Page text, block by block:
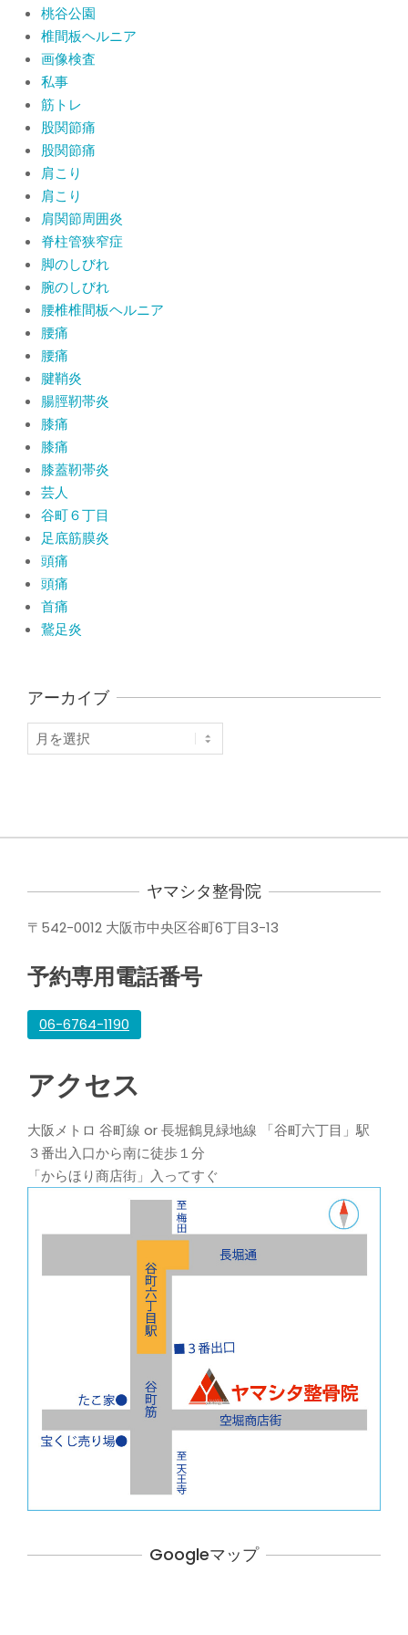
桃谷公園
椎間板ヘルニア
画像検査
私事
筋トレ
股関節痛
股関節痛
肩こり
肩こり
肩関節周囲炎
脊柱管狭窄症
脚のしびれ
腕のしびれ
腰椎椎間板ヘルニア
腰痛
腰痛
腱鞘炎
腸脛靭帯炎
膝痛
膝痛
膝蓋靭帯炎
芸人
谷町６丁目
足底筋膜炎
頭痛
頭痛
首痛
鵞足炎
アーカイブ
ア
ー
ヤマシタ整骨院
〒542-0012 大阪市中央区谷町6丁目3-13
予約専用電話番号
06-6764-1190
アクセス
大阪メトロ 谷町線 or 長堀鶴見緑地線 「谷町六丁目」駅
３番出入口から南に徒歩１分
「からほり商店街」入ってすぐ
Googleマップ